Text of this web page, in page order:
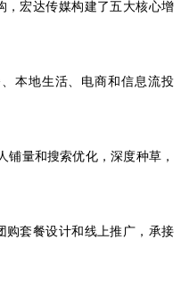
，宏达传媒构建了五大核心增
本地生活、电商和信息流投
铺量和搜索优化，深度种草，
购套餐设计和线上推广，承接